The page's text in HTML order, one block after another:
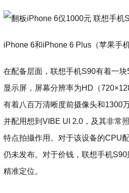
iPhone 6和iPhone 6 Plus（苹果手
在配备层面，联想手机S90有着一
显示屏，屏幕分辨率为HD（
有着八百万清晰度前摄像头和1300
并配用想到VIBE UI 2.0，及其非常
特点拍攝作用。对于该设备的CPU
仍未发布。对于价钱，联想手机
精准定位。